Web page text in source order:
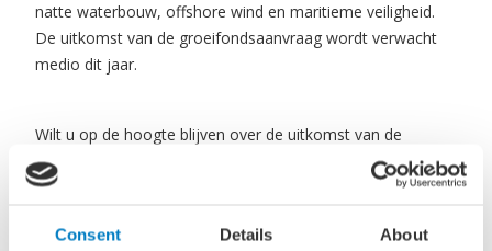
Consent Details About
natte waterbouw, offshore wind en maritieme veiligheid.
De uitkomst van de groeifondsaanvraag wordt verwacht
medio dit jaar.
Wilt u op de hoogte blijven over de uitkomst van de
groeifondsaanvraag of wilt u meer informatie over het
Maritiem Masterplan? Hou dan de website van het
nieuwsbrief van Nederland Maritiem Land.